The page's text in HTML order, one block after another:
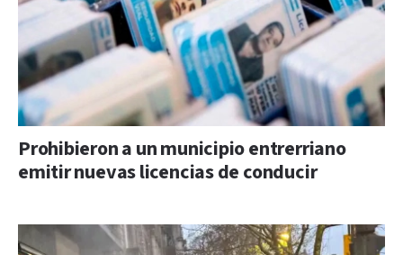
Prohibieron a un municipio entrerriano
emitir nuevas licencias de conducir